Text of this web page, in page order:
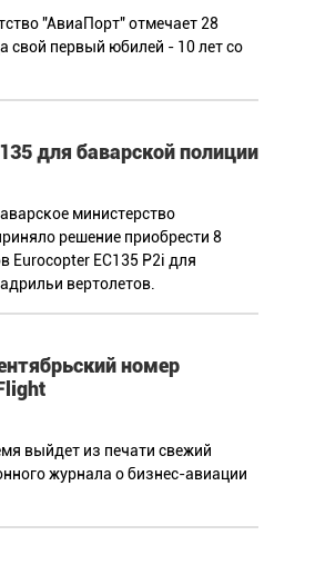
"АвиаПорт" отмечает 28
свой первый юбилей - 10 лет со
для баварской полиции
министерство
решение приобрести 8
Eurocopter EC135 P2i для
вертолетов.
номер
выйдет из печати свежий
журнала о бизнес-авиации